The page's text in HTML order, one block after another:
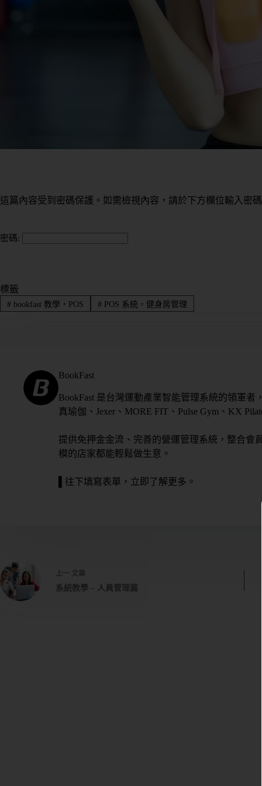
這篇內容受到密碼保護。如需檢視內容，請於下方欄位輸入密
密碼:
標籤
#bookfast 教學，POS #POS 系統，健身房管理
BookFast
BookFast 是台灣運動產業智能管理系統的領軍
真瑜伽、Jexer、MORE FIT、Pulse Gym、KX
提供免押金金流、完善的營運管理系統，整合會
模的店家都能輕鬆做生意。
▌往下填寫表單，立即了解更多。
上一 文章
系統教學 – 人員管理篇